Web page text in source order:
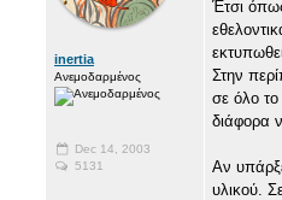
inertia
Ανεμοδαρμένος
Dec 14, 2003
5131
Έτσι
Στην
σε όλο
διάφορα
Αν
υλικού.